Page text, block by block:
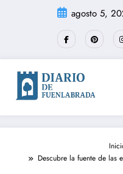
agosto 5,
Descubre la fuente de las